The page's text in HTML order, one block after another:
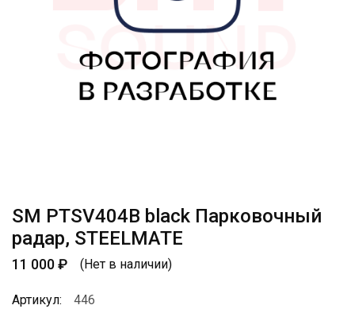
SM PTSV404B black Парковочный
радар, STEELMATE
11 000₽ (Нет в наличии)
Артикул:
446